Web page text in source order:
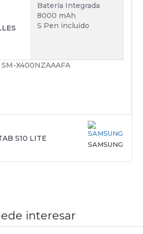
S10 LITE
SAMSUNG
Batería Integrada
8000 mAh
S Pen incluido
X400NZAAAFA
interesar